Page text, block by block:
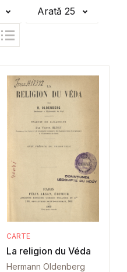
Arată 25
CARTE
La religion du Véda
Hermann Oldenberg